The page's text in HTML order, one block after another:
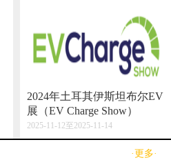
2024年土耳其伊斯坦布尔EV
展（EV Charge Show）
2025-11-12至2025-11-14
·更多·